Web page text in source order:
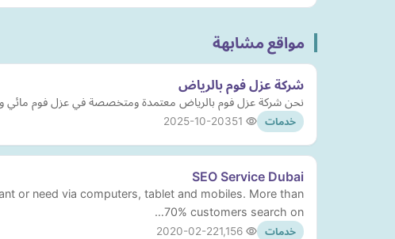
مواقع مشابهة
شركة عزل فوم بالرياض
نحن شركة عزل فوم بالرياض معتمدة ومتخصصة في عزل فوم
خدمات 2025-10-20
SEO Service Dubai
or need via computers, tablet and mobiles. More than
70% customers search on…
خدمات 2020-02-22